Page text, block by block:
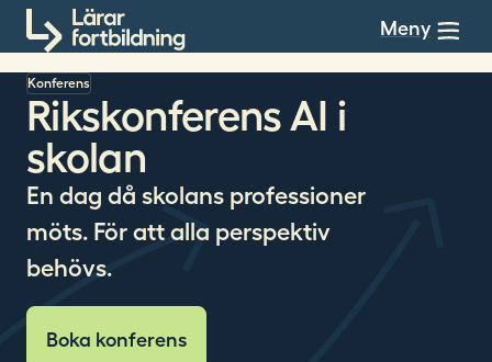
Till innehållet Meny
Konferens
Rikskonferens AI i
skolan
En dag då skolans professioner
möts. För att alla perspektiv
behövs.
Boka konferens